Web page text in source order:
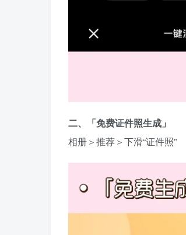
二、「免费证件照生成」
相册＞推荐＞下滑“证件照”